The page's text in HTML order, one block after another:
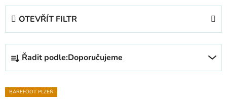
OTEVŘÍT FILTR
Ř
z
e
n
Řadit podle:Doporučujeme
V
ý
BAREFOOT PLZEŇ